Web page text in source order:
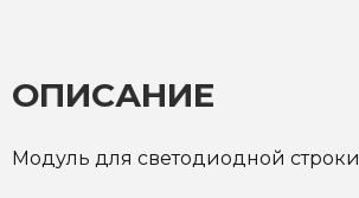
ОПИСАНИЕ
Модуль для светодиодной строки